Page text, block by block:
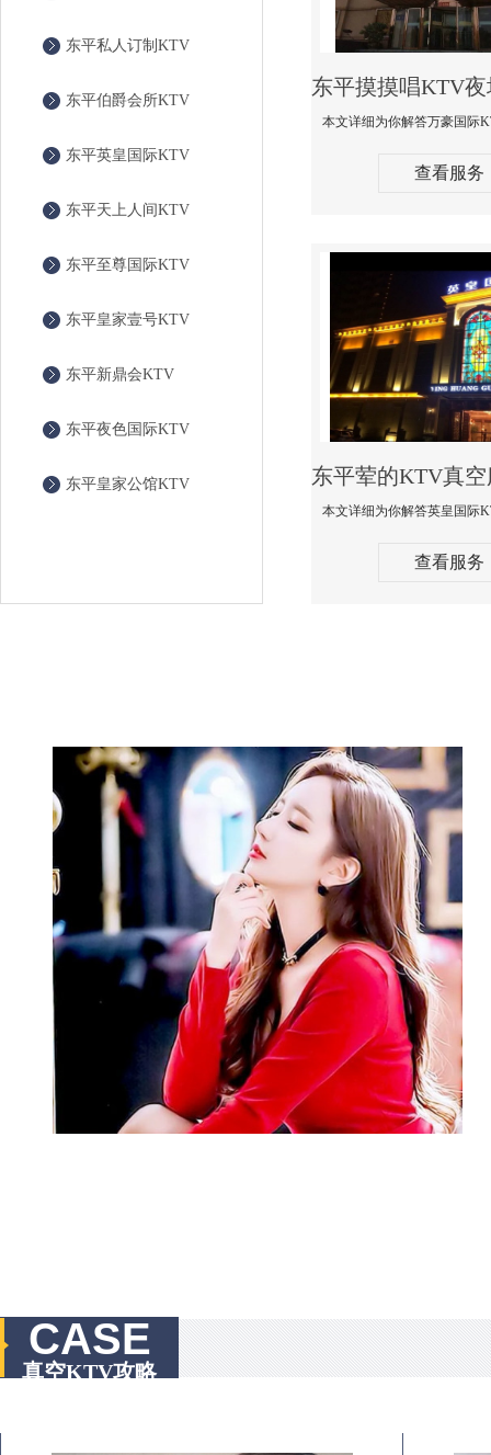
东平私人订制KTV
东平伯爵会所KTV
东平英皇国际KTV
东平天上人间KTV
东平至尊国际KTV
东平皇家壹号KTV
东平新鼎会KTV
东平夜色国际KTV
东平皇家公馆KTV
查看服务
查看服务
CASE
真空KTV攻略